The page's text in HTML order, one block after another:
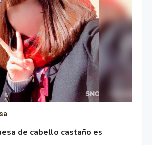
de cabello castaño es